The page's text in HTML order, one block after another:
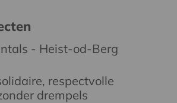
- Heist-od-Berg
respectvolle
drempels